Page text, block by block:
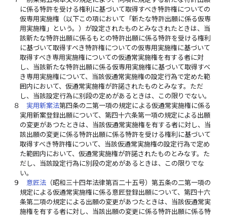
に係る特許を受ける権利に基づいて取得すべき特許権についての
仮専用実施権（以下この項において「新たな特許出願に係る仮専
用実施権」という。）が設定されたものとみなされたときは、当
該新たな特許出願に係るもとの特許出願に係る特許を受ける権利
に基づいて取得すべき特許権についての仮専用実施権に基づいて
取得すべき専用実施権についての仮通常実施権を有する者に対
し、当該新たな特許出願に係る仮専用実施権に基づいて取得すべ
き専用実施権について、当該仮通常実施権の設定行為で定めた範
囲内において、仮通常実施権が許諾されたものとみなす。ただ
し、当該設定行為に別段の定めがあるときは、この限りでない。
８
実用新案法第四条の二第一項の規定による仮通常実施権に係る
実用新案登録出願について、第四十六条第一項の規定による出願
の変更があつたときは、当該仮通常実施権を有する者に対し、当
該出願の変更に係る特許出願に係る特許を受ける権利に基づいて
取得すべき特許権について、当該仮通常実施権の設定行為で定め
た範囲内において、仮通常実施権が許諾されたものとみなす。た
だし、当該設定行為に別段の定めがあるときは、この限りでな
い。
９
意匠法 （昭和三十四年法律第百二十五号）第五条の二第一項の
規定による仮通常実施権に係る意匠登録出願について、第四十六
条第二項の規定による出願の変更があつたときは、当該仮通常実
施権を有する者に対し、当該出願の変更に係る特許出願に係る特